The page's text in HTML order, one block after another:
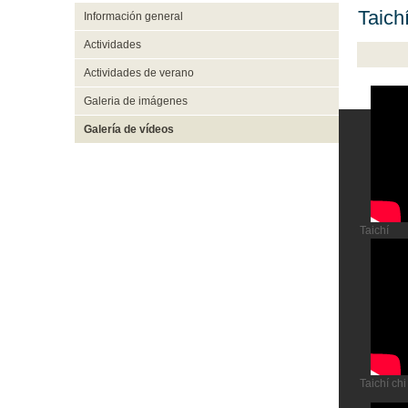
Información general
Actividades
Actividades de verano
Galeria de imágenes
Galería de vídeos
Taichí
Taichí